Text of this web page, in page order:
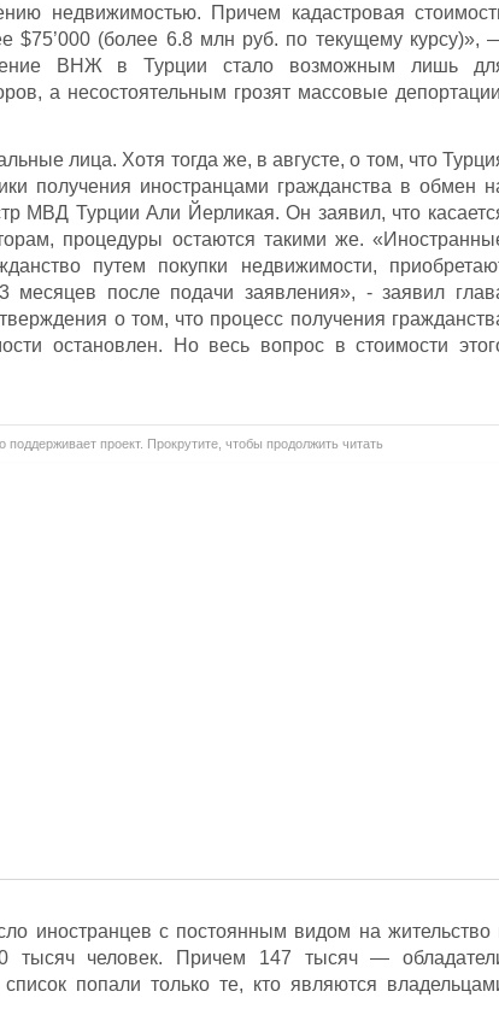
недвижимостью. Причем кадастровая
$75’000 (более 6.8 млн руб. по текущему курсу)»,
ВНЖ в Турции стало возможным лишь
а несостоятельным грозят массовые
лица. Хотя тогда же, в августе, о том, что
получения иностранцами гражданства в обмен
МВД Турции Али Йерликая. Он заявил, что
процедуры остаются такими же.
путем покупки недвижимости,
месяцев после подачи заявления», - заявил
о том, что процесс получения
остановлен. Но весь вопрос в стоимости
проект. Прокрутите, чтобы продолжить читать
иностранцев с постоянным видом на жительство
тысяч человек. Причем 147 тысяч —
попали только те, кто являются